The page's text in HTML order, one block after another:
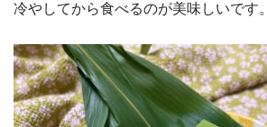
冷やしてから食べるのが美味しいです。